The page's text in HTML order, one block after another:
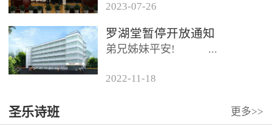
联合诗班在叶海莲牧师的带领
下，先后到访基督教和平堂、深
圳堂。 上午和平堂教...
2023-07-26
罗湖堂暂停开放通知
弟兄姊妹平安! ...
2022-11-18
圣乐诗班 更多>>